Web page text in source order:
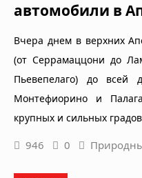
автомобили в
Вчера днем в верхних
(от Серрамаццони до
Пьевепелаго) до всей
Монтефиорино и
крупных и сильных
946 0